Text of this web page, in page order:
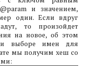
и значением,
один. Если вдруг
то произойдет
на новое, об этом
выборе имен для
мы получим хеш со